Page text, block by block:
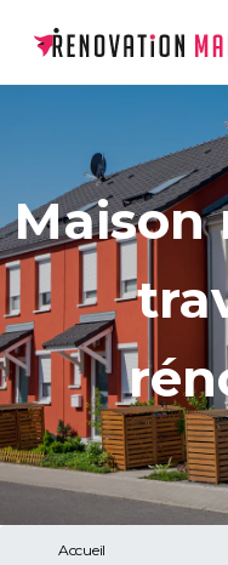
Maison
Accueil